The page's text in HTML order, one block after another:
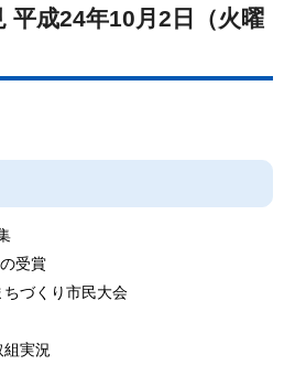
平成24年10月2日（火曜
受賞
づくり市民大会
実況